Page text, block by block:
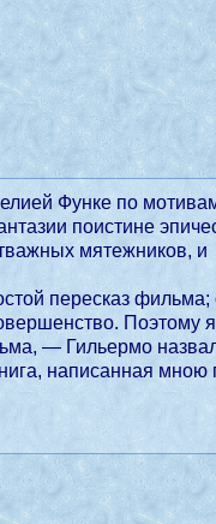
Функе по
поистине
мятежников, и
пересказ
Поэтому я
— Гильермо
написанная мною